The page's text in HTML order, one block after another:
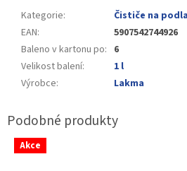
Kategorie:
Čističe na
EAN:
5907542744926
Baleno v kartonu po: 6
Velikost balení:
1 l
Výrobce: Lakma
Akce